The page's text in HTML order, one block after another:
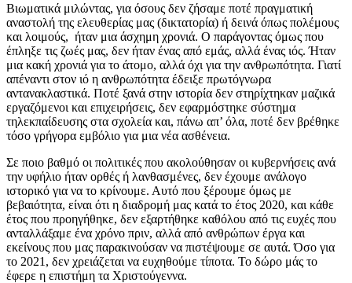
Βιωματικά μιλώντας, για όσους δεν ζήσαμε ποτέ πραγματική
αναστολή της ελευθερίας μας (δικτατορία) ή δεινά όπως πολέμους
και λοιμούς, ήταν μια άσχημη χρονιά. Ο παράγοντας όμως που
έπληξε τις ζωές μας, δεν ήταν ένας από εμάς, αλλά ένας ιός. Ήταν
μια κακή χρονιά για το άτομο, αλλά όχι για την ανθρωπότητα. Γιατί
απέναντι στον ιό η ανθρωπότητα έδειξε πρωτόγνωρα
αντανακλαστικά. Ποτέ ξανά στην ιστορία δεν στηρίχτηκαν μαζικά
εργαζόμενοι και επιχειρήσεις, δεν εφαρμόστηκε σύστημα
τηλεκπαίδευσης στα σχολεία και, πάνω απ’ όλα, ποτέ δεν βρέθηκε
τόσο γρήγορα εμβόλιο για μια νέα ασθένεια.
Σε ποιο βαθμό οι πολιτικές που ακολούθησαν οι κυβερνήσεις ανά
την υφήλιο ήταν ορθές ή λανθασμένες, δεν έχουμε ανάλογο
ιστορικό για να το κρίνουμε. Αυτό που ξέρουμε όμως με
βεβαιότητα, είναι ότι η διαδρομή μας κατά το έτος 2020, και κάθε
έτος που προηγήθηκε, δεν εξαρτήθηκε καθόλου από τις ευχές που
ανταλλάξαμε ένα χρόνο πριν, αλλά από ανθρώπων έργα και
εκείνους που μας παρακινούσαν να πιστέψουμε σε αυτά. Όσο για
το 2021, δεν χρειάζεται να ευχηθούμε τίποτα. Το δώρο μάς το
έφερε η επιστήμη τα Χριστούγεννα.